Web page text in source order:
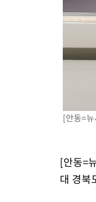
[안동=
[안동=
대 경북